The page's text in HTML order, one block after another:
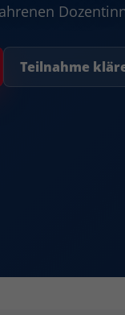
Teilnahme